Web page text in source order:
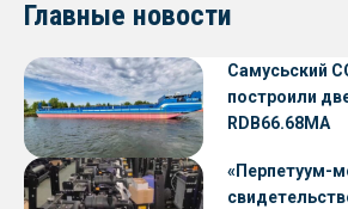
Главные новости
Самусьский
построили
RDB66.68МА
«Перпетуум-